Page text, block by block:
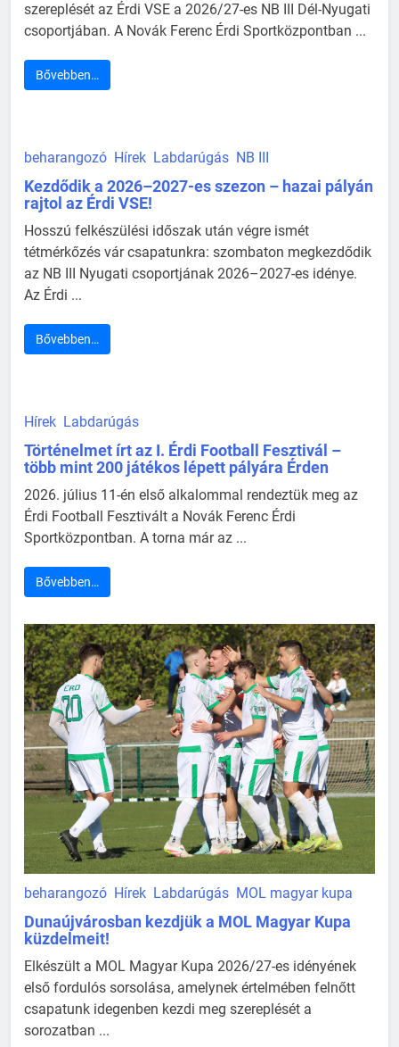
szereplését az Érdi VSE a 2026/27-es NB III Dél-Nyugati
csoportjában. A Novák Ferenc Érdi Sportközpontban ...
Bővebben…
beharangozó Hírek Labdarúgás NB III
Kezdődik a 2026–2027-es szezon – hazai pályán
rajtol az Érdi VSE!
Hosszú felkészülési időszak után végre ismét
tétmérkőzés vár csapatunkra: szombaton megkezdődik
az NB III Nyugati csoportjának 2026–2027-es idénye.
Az Érdi ...
Bővebben…
Hírek Labdarúgás
Történelmet írt az I. Érdi Football Fesztivál –
több mint 200 játékos lépett pályára Érden
2026. július 11-én első alkalommal rendeztük meg az
Érdi Football Fesztivált a Novák Ferenc Érdi
Sportközpontban. A torna már az ...
Bővebben…
beharangozó Hírek Labdarúgás MOL magyar kupa
Dunaújvárosban kezdjük a MOL Magyar Kupa
küzdelmeit!
Elkészült a MOL Magyar Kupa 2026/27-es idényének
első fordulós sorsolása, amelynek értelmében felnőtt
csapatunk idegenben kezdi meg szereplését a
sorozatban ...